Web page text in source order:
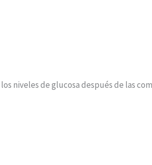
niveles de glucosa después de las